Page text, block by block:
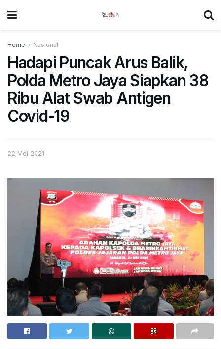
Home Nasional
Hadapi Puncak Arus Balik,
Polda Metro Jaya Siapkan 38
Ribu Alat Swab Antigen
Covid-19
22 Mei 2021